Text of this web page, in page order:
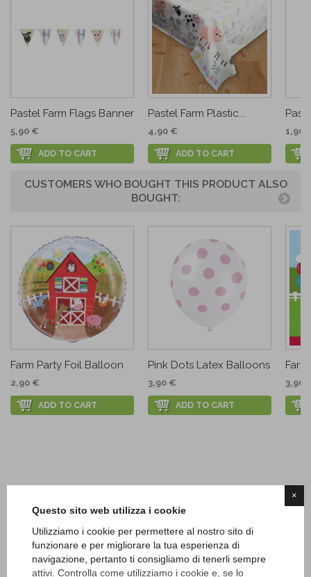
×
Questo sito web utilizza i cookie
Utilizziamo i cookie per permettere al nostro sito di
funzionare e per migliorare la tua esperienza di
navigazione, pertanto ti consigliamo di tenerli sempre
attivi. Controlla come utilizziamo i cookie e, se lo
Pastel Farm Flags Banner
5,90 €
ADD TO CART
Pastel Farm Plastic...
4,90 €
ADD TO CART
1,90
CUSTOMERS WHO BOUGHT THIS PRODUCT ALSO
BOUGHT:
Farm Party Foil Balloon
2,90 €
ADD TO CART
Pink Dots Latex Balloons
3,90 €
ADD TO CART
3,90